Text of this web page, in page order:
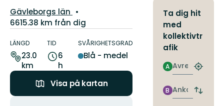
Län:
Gävleborgs län
6615.38 km från dig
om
leden
LÄNGD
23.0
km
TID
6
h
SVÅRIGHETSGRAD
Blå - medel
Visa på kartan
Ta dig hit
med
kollektivtr
afik
Avresa
A
Hitta
Ankomst
B
Byt